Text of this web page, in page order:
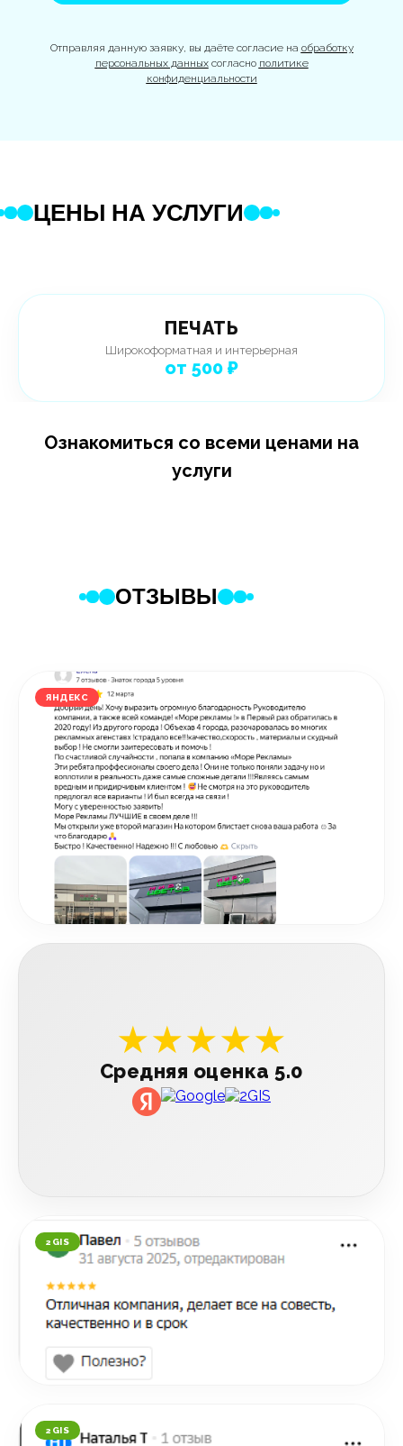
Отправляя данную заявку, вы даёте согласие на обработку
персональных данныхсогласно политике
конфиденциальности
ЦЕНЫ НА УСЛУГИ
ПЕЧАТЬ
Широкоформатная и интерьерная
от 500 ₽
Ознакомиться со всеми ценами на
услуги
ОТЗЫВЫ
ЯНДЕКС
★★★★★
Средняя оценка 5.0
2GIS
2GIS